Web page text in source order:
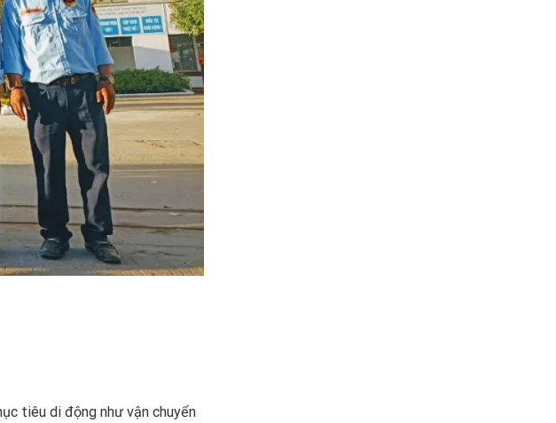
tiêu di động như vận chuyển